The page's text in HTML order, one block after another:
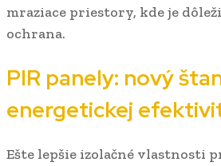
mraziace priestory, kde je
ochrana.
PIR panely: nový
energetickej
Ešte lepšie izolačné vlastnosti